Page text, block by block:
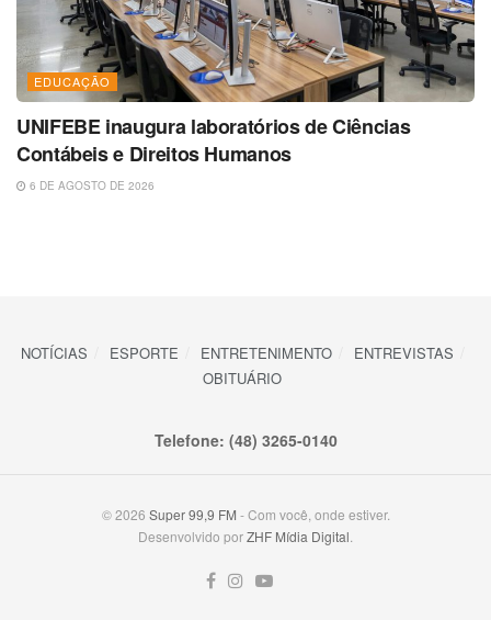
EDUCAÇÃO
UNIFEBE inaugura laboratórios de Ciências
Contábeis e Direitos Humanos
6 DE AGOSTO DE 2026
NOTÍCIAS ESPORTE ENTRETENIMENTO
ENTREVISTAS
OBITUÁRIO
Telefone: (48) 3265-0140
© 2026 Super 99,9 FM - Com você, onde estiver.
Desenvolvido porZHF Mídia Digital